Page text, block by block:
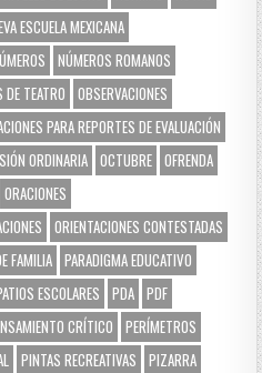
ESCUELA MEXICANA
NÚMEROS ROMANOS
DE TEATRO
OBSERVACIONES
PARA REPORTES DE EVALUACIÓN
ORDINARIA OCTUBRE OFRENDA
ORACIONES
ORIENTACIONES CONTESTADAS
FAMILIA PARADIGMA EDUCATIVO
ESCOLARES PDA PDF
CRÍTICO
PERÍMETROS
PINTAS RECREATIVAS
PIZARRA